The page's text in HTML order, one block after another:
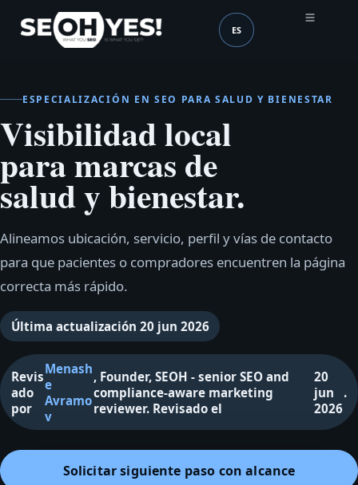
SEOH Idioma (mobile
ES
ESPECIALIZACIÓN EN SEO PARA SALUD Y BIENESTAR
Visibilidad local
para marcas de
salud y bienestar.
Alineamos ubicación, servicio, perfil y vías de contacto
para que pacientes o compradores encuentren la página
correcta más rápido.
Última actualización 20 jun 2026
Revis
ado
por
Menash
e
Avramo
v
, Founder, SEOH - senior SEO and
compliance-aware marketing
reviewer. Revisado el
20
jun
2026
.
Solicitar siguiente paso con alcance